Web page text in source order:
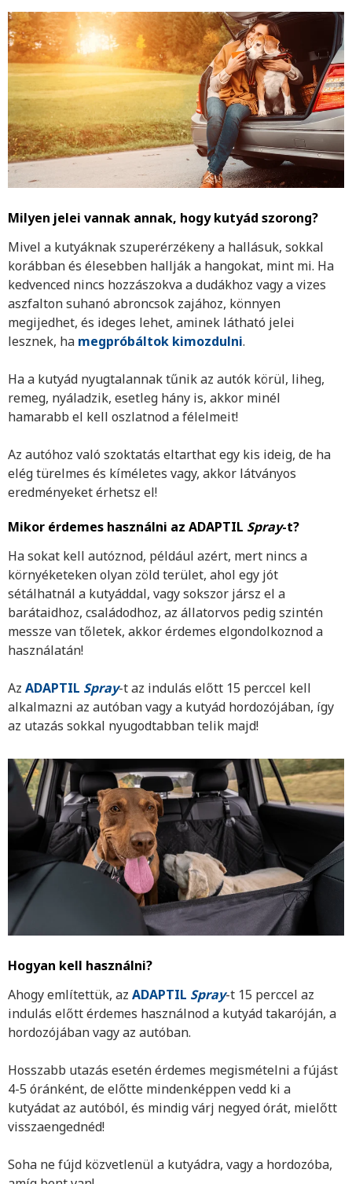
Milyen jelei vannak annak, hogy kutyád szorong?
Mivel a kutyáknak szuperérzékeny a hallásuk, sokkal
korábban és élesebben hallják a hangokat, mint mi. Ha
kedvenced nincs hozzászokva a dudákhoz vagy a vizes
aszfalton suhanó abroncsok zajához, könnyen
megijedhet, és ideges lehet, aminek látható jelei
lesznek, ha megpróbáltok kimozdulni.
Ha a kutyád nyugtalannak tűnik az autók körül, liheg,
remeg, nyáladzik, esetleg hány is, akkor minél
hamarabb el kell oszlatnod a félelmeit!
Az autóhoz való szoktatás eltarthat egy kis ideig, de ha
elég türelmes és kíméletes vagy, akkor látványos
eredményeket érhetsz el!
Mikor érdemes használni az ADAPTIL Spray-t?
Ha sokat kell autóznod, például azért, mert nincs a
környéketeken olyan zöld terület, ahol egy jót
sétálhatnál a kutyáddal, vagy sokszor jársz el a
barátaidhoz, családodhoz, az állatorvos pedig szintén
messze van tőletek, akkor érdemes elgondolkoznod a
használatán!
Az ADAPTIL Spray-t az indulás előtt 15 perccel kell
alkalmazni az autóban vagy a kutyád hordozójában, így
az utazás sokkal nyugodtabban telik majd!
Hogyan kell használni?
Ahogy említettük, az ADAPTIL Spray-t 15 perccel az
indulás előtt érdemes használnod a kutyád takaróján, a
hordozójában vagy az autóban.
Hosszabb utazás esetén érdemes megismételni a fújást
4-5 óránként, de előtte mindenképpen vedd ki a
kutyádat az autóból, és mindig várj negyed órát, mielőtt
visszaengednéd!
Soha ne fújd közvetlenül a kutyádra, vagy a hordozóba,